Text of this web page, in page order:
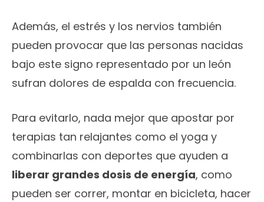
Además, el estrés y los nervios también
pueden provocar que las personas nacidas
bajo este signo representado por un león
sufran dolores de espalda con frecuencia.
Para evitarlo, nada mejor que apostar por
terapias tan relajantes como el yoga y
combinarlas con deportes que ayuden a
liberar grandes dosis de energía, como
pueden ser correr, montar en bicicleta, hacer